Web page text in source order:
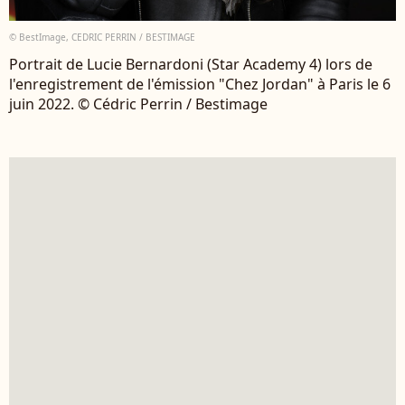
© BestImage, CEDRIC PERRIN / BESTIMAGE
Portrait de Lucie Bernardoni (Star Academy 4) lors de
l'enregistrement de l'émission "Chez Jordan" à Paris le 6
juin 2022. © Cédric Perrin / Bestimage